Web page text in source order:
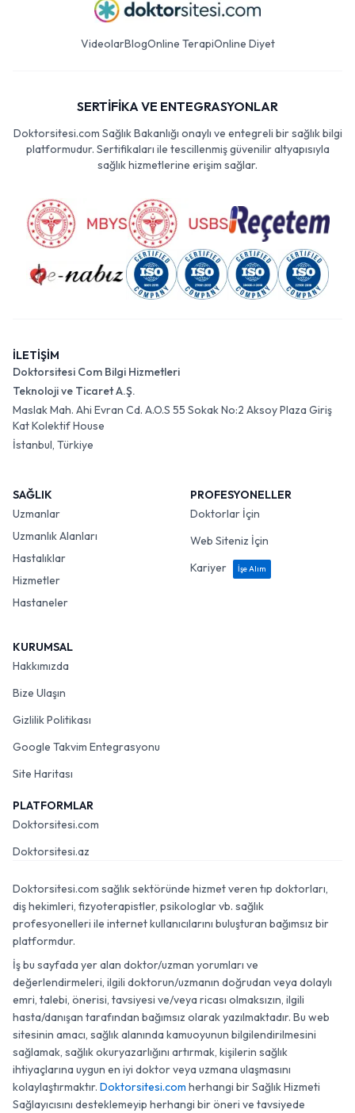
VideolarBlogOnline TerapiOnline Diyet
SERTİFİKA VE ENTEGRASYONLAR
Doktorsitesi.com Sağlık Bakanlığı onaylı ve entegreli bir sağlık bilgi
platformudur. Sertifikaları ile tescillenmiş güvenilir altyapısıyla
sağlık hizmetlerine erişim sağlar.
İLETİŞİM
Doktorsitesi Com Bilgi Hizmetleri
Teknoloji ve Ticaret A.Ş.
Maslak Mah. Ahi Evran Cd. A.O.S 55 Sokak No:2 Aksoy Plaza Giriş
Kat Kolektif House
İstanbul, Türkiye
SAĞLIK
Uzmanlar
Uzmanlık Alanları
Hastalıklar
Hizmetler
Hastaneler
PROFESYONELLER
Doktorlar İçin
Web Siteniz İçin
Kariyer
İşe Alım
KURUMSAL
Hakkımızda
Bize Ulaşın
Gizlilik Politikası
Google Takvim Entegrasyonu
Site Haritası
PLATFORMLAR
Doktorsitesi.com
Doktorsitesi.az
Doktorsitesi.com sağlık sektöründe hizmet veren tıp doktorları,
diş hekimleri, fizyoterapistler, psikologlar vb. sağlık
profesyonelleri ile internet kullanıcılarını buluşturan bağımsız bir
platformdur.
İş bu sayfada yer alan doktor/uzman yorumları ve
değerlendirmeleri, ilgili doktorun/uzmanın doğrudan veya dolaylı
emri, talebi, önerisi, tavsiyesi ve/veya ricası olmaksızın, ilgili
hasta/danışan tarafından bağımsız olarak yazılmaktadır. Bu web
sitesinin amacı, sağlık alanında kamuoyunun bilgilendirilmesini
sağlamak, sağlık okuryazarlığını artırmak, kişilerin sağlık
ihtiyaçlarına uygun en iyi doktor veya uzmana ulaşmasını
kolaylaştırmaktır. Doktorsitesi.com herhangi bir Sağlık Hizmeti
Sağlayıcısını desteklemeyip herhangi bir öneri ve tavsiyede